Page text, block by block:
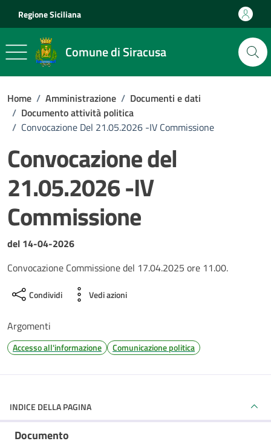
Regione Siciliana
Comune di Siracusa
Home / Amministrazione / Documenti e dati
/ Documento attività politica
/ Convocazione Del 21.05.2026 -IV Commissione
Convocazione del
21.05.2026 -IV
Commissione
Dettagli del documento
del 14-04-2026
Convocazione Commissione del 17.04.2025 ore 11.00.
Condividi Vedi azioni
Argomenti
Accesso all'informazione Comunicazione politica
INDICE DELLA PAGINA
Documento